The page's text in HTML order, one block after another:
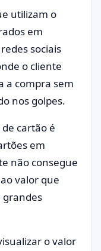
utilizam o
em
sociais
o cliente
a compra sem
nos golpes.
cartão é
em
não consegue
valor que
grandes
o valor